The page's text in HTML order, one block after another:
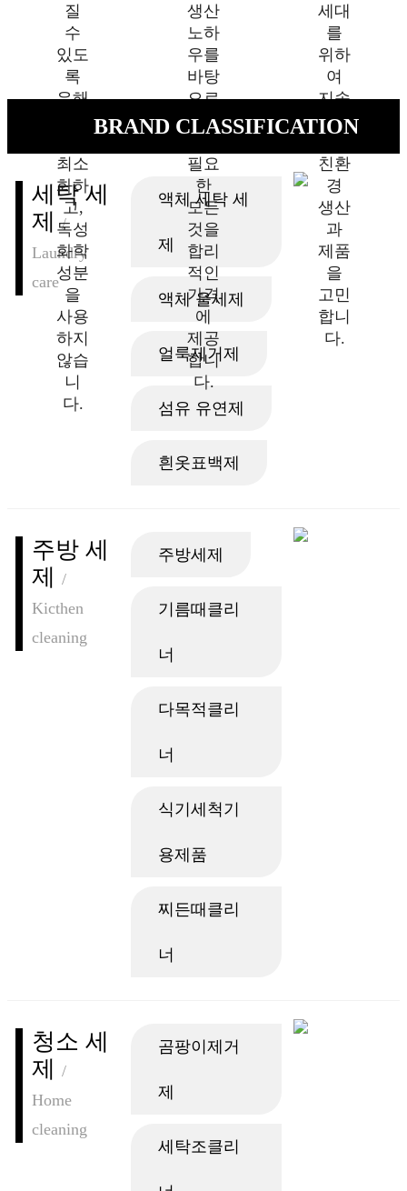
질
수
있도
록
유해
최소
화하
고,
독성
화학
성분
을
사용
하지
않습
니
다.
생산
노하
우를
바탕
으로
살림
필요
한
모든
것을
합리
적인
가격
에
제공
합니
다.
세대
를
위하
여
지속
가능
친환
경
생산
과
제품
을
고민
합니
다.
BRAND CLASSIFICATION
세탁 세
제/
Laundry
care
액체 세탁 세
제
액체 울세제
얼룩제거제
섬유 유연제
흰옷표백제
주방 세
제
/
Kicthen
cleaning
주방세제
기름때클리
너
다목적클리
너
식기세척기
용제품
찌든때클리
너
청소 세
제
/
Home
cleaning
곰팡이제거
제
세탁조클리